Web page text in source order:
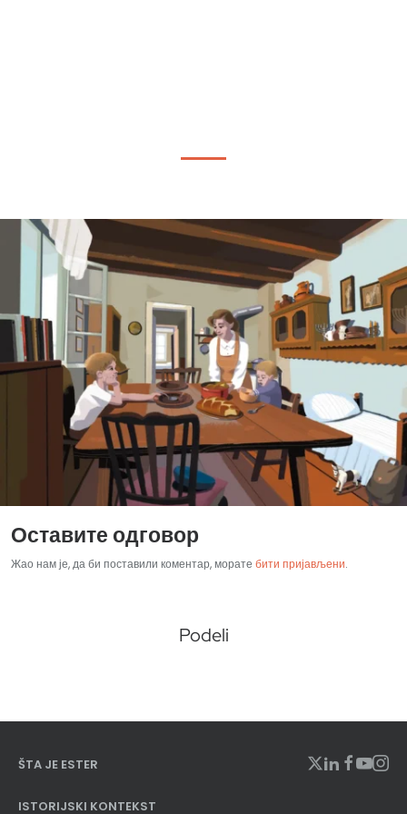
Оставите одговор
Жао нам је, да би поставили коментар, морате бити пријављени.
Podeli
ŠTA JE ESTER
ISTORIJSKI KONTEKST